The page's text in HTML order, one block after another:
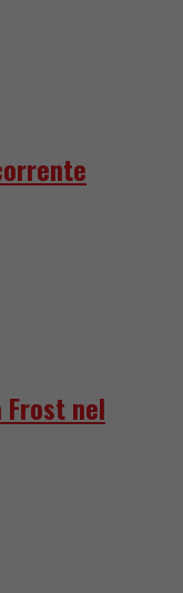
Frost nel